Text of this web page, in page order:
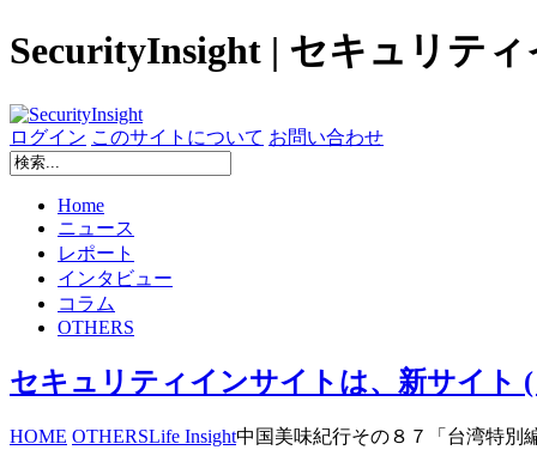
SecurityInsight | セキュリテ
ログイン このサイトについて お問い合わせ
Home
ニュース
レポート
インタビュー
コラム
OTHERS
セキュリティインサイトは、新サイト
HOME OTHERSLife Insight中国美味紀行その８７「台湾特